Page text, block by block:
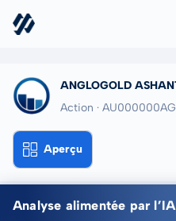
ANGLOGOLD
Action ·
Aperçu
Analyse alimentée par l’IA